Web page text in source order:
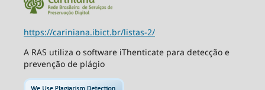
https://cariniana.ibict.br/listas-2/
A RAS utiliza o software iThenticate para detecção e
prevenção de plágio